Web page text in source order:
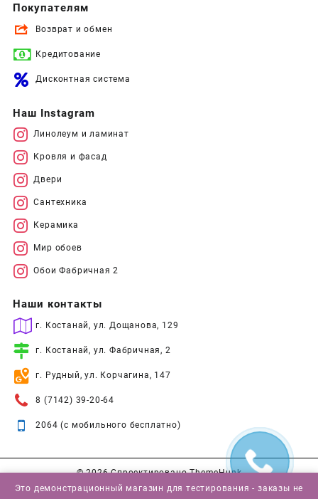
Покупателям
Возврат и обмен
Кредитование
Дисконтная система
Наш Instagram
Линолеум и ламинат
Кровля и фасад
Двери
Сантехника
Керамика
Мир обоев
Обои Фабричная 2
Наши контакты
г. Костанай, ул. Дощанова, 129
г. Костанай, ул. Фабричная, 2
г. Рудный, ул. Корчагина, 147
8 (7142) 39-20-64
2064 (с мобильного бесплатно)
© 2026Спроектировано ThemeHunk
Это демонстрационный магазин для тестирования - заказы не